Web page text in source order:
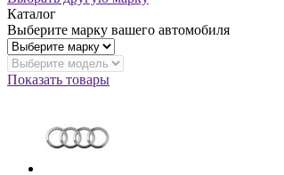
Каталог
Выберите марку вашего автомобиля
Показать товары